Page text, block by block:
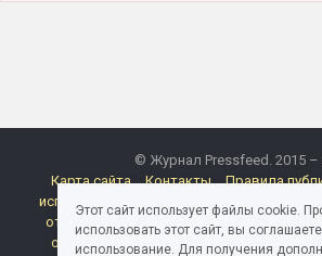
© Журнал Pressfeed. 2015 –
Карта сайта
Контакты Правила
использования материалов
отношении обработки персональных
обработку персональных данных
Этот сайт использует файлы cookie.
использовать этот сайт, вы
использование. Для получения